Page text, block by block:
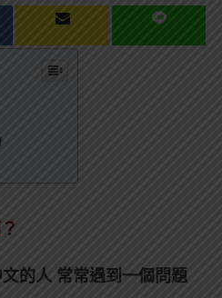
的人 常常遇到一個問題